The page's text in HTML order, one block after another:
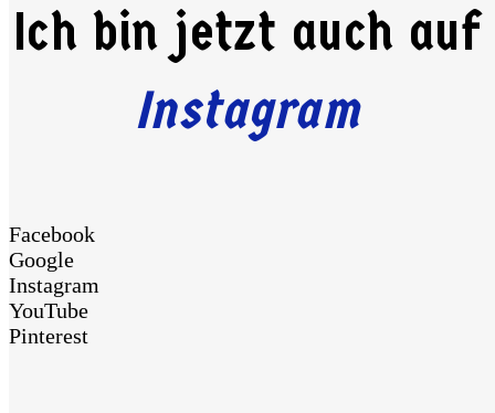
Ich bin jetzt auch auf
Instagram
Facebook
Google
Instagram
YouTube
Pinterest